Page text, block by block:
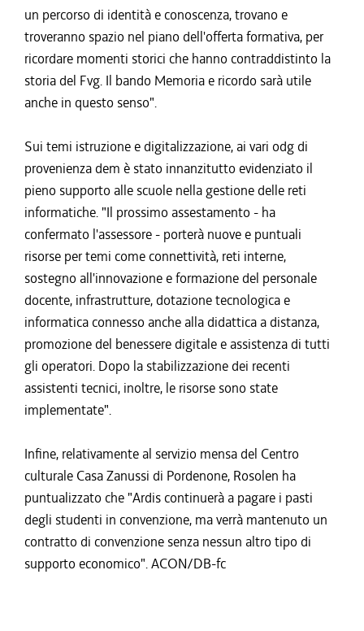
un percorso di identità e conoscenza, trovano e
troveranno spazio nel piano dell'offerta formativa, per
ricordare momenti storici che hanno contraddistinto la
storia del Fvg. Il bando Memoria e ricordo sarà utile
anche in questo senso".
Sui temi istruzione e digitalizzazione, ai vari odg di
provenienza dem è stato innanzitutto evidenziato il
pieno supporto alle scuole nella gestione delle reti
informatiche. "Il prossimo assestamento - ha
confermato l'assessore - porterà nuove e puntuali
risorse per temi come connettività, reti interne,
sostegno all'innovazione e formazione del personale
docente, infrastrutture, dotazione tecnologica e
informatica connesso anche alla didattica a distanza,
promozione del benessere digitale e assistenza di tutti
gli operatori. Dopo la stabilizzazione dei recenti
assistenti tecnici, inoltre, le risorse sono state
implementate".
Infine, relativamente al servizio mensa del Centro
culturale Casa Zanussi di Pordenone, Rosolen ha
puntualizzato che "Ardis continuerà a pagare i pasti
degli studenti in convenzione, ma verrà mantenuto un
contratto di convenzione senza nessun altro tipo di
supporto economico". ACON/DB-fc